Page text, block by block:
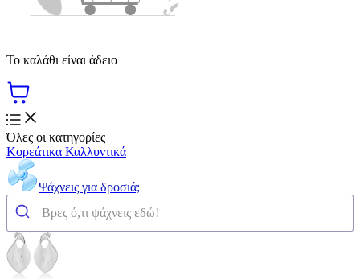
Το καλάθι είναι άδειο
Όλες οι κατηγορίες
Κορεάτικα Καλλυντικά
Ψάχνεις για δροσιά;